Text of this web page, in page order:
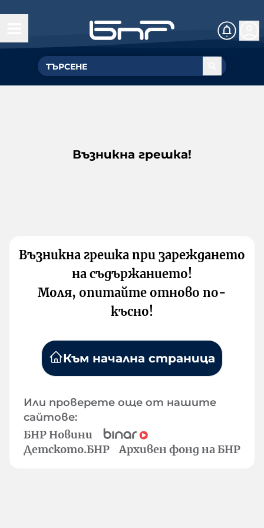
Възникна грешка!
Възникна грешка при зареждането
на съдържанието!
Моля, опитайте отново по-
късно!
Към начална страница
Или проверете още от нашите
сайтове:
БНР Новини
Детското.БНР
Архивен фонд на БНР